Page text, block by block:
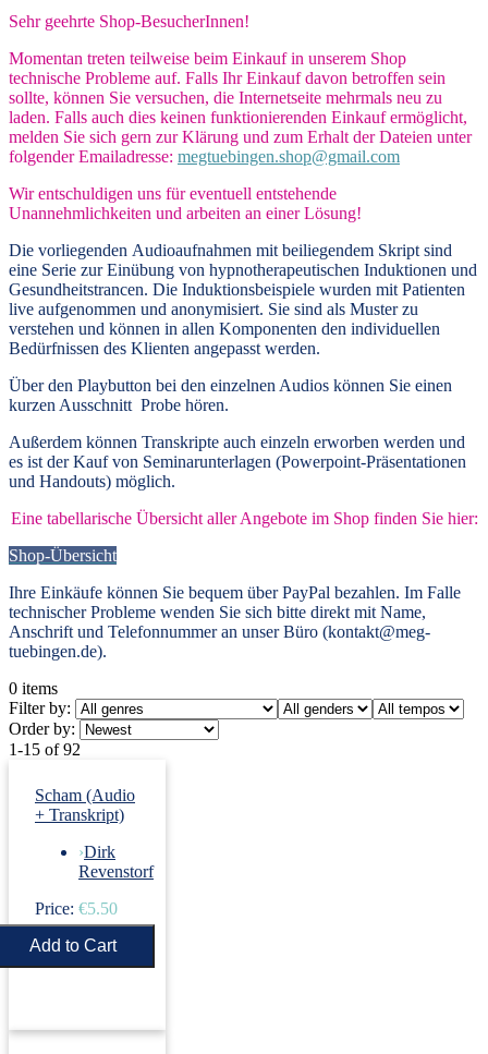
Sehr geehrte Shop-BesucherInnen!
Momentan treten teilweise beim Einkauf in unserem Shop
technische Probleme auf. Falls Ihr Einkauf davon betroffen sein
sollte, können Sie versuchen, die Internetseite mehrmals neu zu
laden. Falls auch dies keinen funktionierenden Einkauf ermöglicht,
melden Sie sich gern zur Klärung und zum Erhalt der Dateien unter
folgender Emailadresse: megtuebingen.shop@gmail.com
Wir entschuldigen uns für eventuell entstehende
Unannehmlichkeiten und arbeiten an einer Lösung!
Die vorliegenden Audioaufnahmen mit beiliegendem Skript sind
eine Serie zur Einübung von hypnotherapeutischen Induktionen und
Gesundheitstrancen. Die Induktionsbeispiele wurden mit Patienten
live aufgenommen und anonymisiert. Sie sind als Muster zu
verstehen und können in allen Komponenten den individuellen
Bedürfnissen des Klienten angepasst werden.
Über den Playbutton bei den einzelnen Audios können Sie einen
kurzen Ausschnitt Probe hören.
Außerdem können Transkripte auch einzeln erworben werden und
es ist der Kauf von Seminarunterlagen (Powerpoint-Präsentationen
und Handouts) möglich.
Eine tabellarische Übersicht aller Angebote im Shop finden Sie hier:
Shop-Übersicht
Ihre Einkäufe können Sie bequem über PayPal bezahlen. Im Falle
technischer Probleme wenden Sie sich bitte direkt mit Name,
Anschrift und Telefonnummer an unser Büro (kontakt@meg-
tuebingen.de).
0 items
Filter by:
Order by:
1-15 of 92
Scham (Audio
+ Transkript)
›Dirk
Revenstorf
Price: €5.50